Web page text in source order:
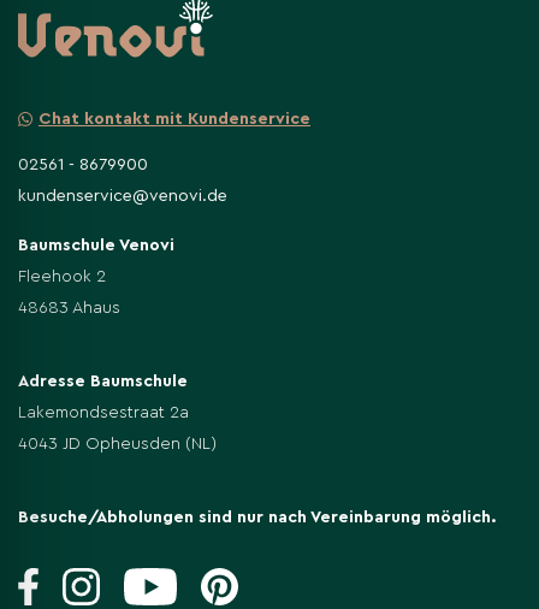
Chat kontakt mit Kundenservice
02561 - 8679900
kundenservice@venovi.de
Baumschule Venovi
Fleehook 2
48683 Ahaus
Adresse Baumschule
Lakemondsestraat 2a
4043 JD Opheusden (NL)
Besuche/Abholungen sind nur nach Vereinbarung möglich.